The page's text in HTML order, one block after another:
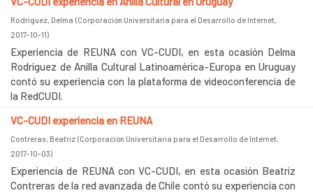
Rodríguez, Delma (Corporación Universitaria para el Desarrollo de Internet,
2017-10-11)
Experiencia de REUNA con VC-CUDI, en esta ocasión Delma
Rodríguez de Anilla Cultural Latinoamérica-Europa en Uruguay
contó su experiencia con la plataforma de videoconferencia de
la RedCUDI.
VC-CUDI experiencia en REUNA
Contreras, Beatriz (Corporación Universitaria para el Desarrollo de Internet,
2017-10-03)
Experiencia de REUNA con VC-CUDI, en esta ocasión Beatriz
Contreras de la red avanzada de Chile contó su experiencia con